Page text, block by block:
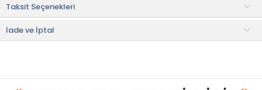
Kullanım ve Bakım Bilgileri
• Makinede yıkanabilir.
• Not:Bu fiyat perakende satışlar için belirlenmiştir. Toplu alımlar
Taksit Seçenekleri
İade ve İptal